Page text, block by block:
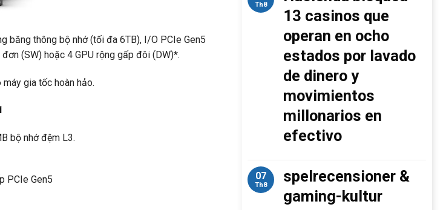
băng thông bộ nhớ (tối đa 6TB), I/O PCIe Gen5
(SW) hoặc 4 GPU rộng gấp đôi (DW)*.
gia tốc hoàn hảo.
bộ nhớ đệm L3.
PCIe Gen5
Th8
13 casinos que
operan en ocho
estados por lavado
de dinero y
movimientos
millonarios en
efectivo
07
Th8
spelrecensioner &
gaming-kultur